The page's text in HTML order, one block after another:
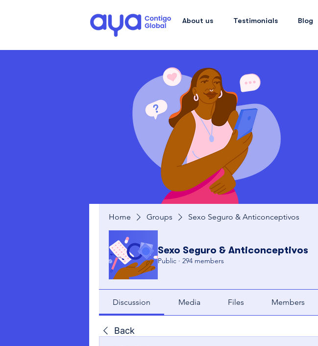
About us Testimonials Blog
Home Groups Sexo Seguro & Anticonceptivos
Sexo Seguro & Anticonceptivos
Public · 294 members
Discussion Media Files Members
Back